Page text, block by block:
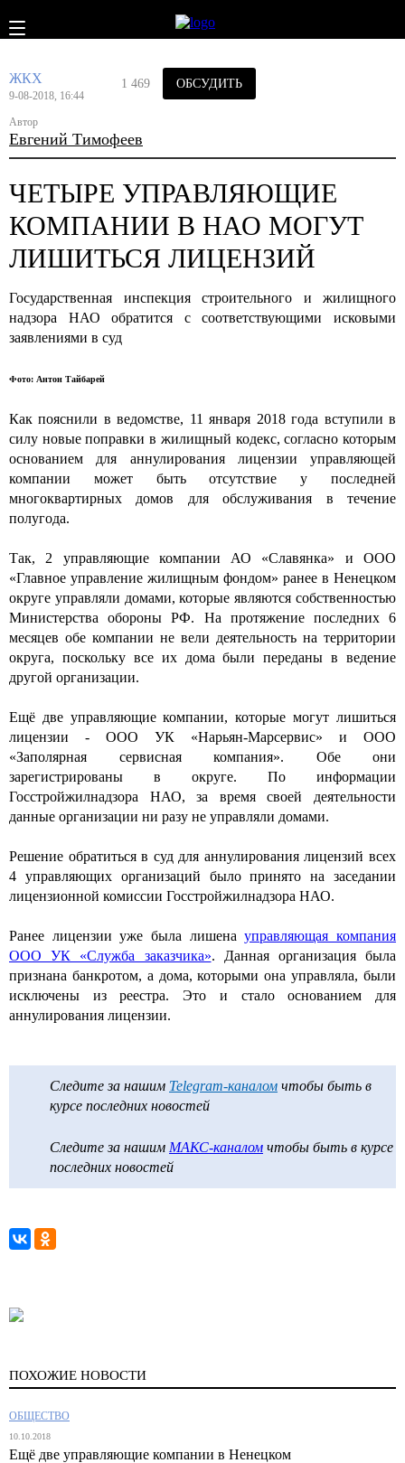
ЖКХ
9-08-2018, 16:44
Автор
Евгений Тимофеев
1 469 ОБСУДИТЬ
ЧЕТЫРЕ УПРАВЛЯЮЩИЕ
КОМПАНИИ В НАО МОГУТ
ЛИШИТЬСЯ ЛИЦЕНЗИЙ
Государственная инспекция строительного и жилищного
надзора НАО обратится с соответствующими исковыми
заявлениями в суд
Фото: Антон Тайбарей
Как пояснили в ведомстве, 11 января 2018 года вступили в
силу новые поправки в жилищный кодекс, согласно которым
основанием для аннулирования лицензии управляющей
компании может быть отсутствие у последней
многоквартирных домов для обслуживания в течение
полугода.
Так, 2 управляющие компании АО «Славянка» и ООО
«Главное управление жилищным фондом» ранее в Ненецком
округе управляли домами, которые являются собственностью
Министерства обороны РФ. На протяжение последних 6
месяцев обе компании не вели деятельность на территории
округа, поскольку все их дома были переданы в ведение
другой организации.
Ещё две управляющие компании, которые могут лишиться
лицензии - ООО УК «Нарьян-Марсервис» и ООО
«Заполярная сервисная компания». Обе они
зарегистрированы в округе. По информации
Госстройжилнадзора НАО, за время своей деятельности
данные организации ни разу не управляли домами.
Решение обратиться в суд для аннулирования лицензий всех
4 управляющих организаций было принято на заседании
лицензионной комиссии Госстройжилнадзора НАО.
Ранее лицензии уже была лишенауправляющая компания
ООО УК «Служба заказчика». Данная организация была
признана банкротом, а дома, которыми она управляла, были
исключены из реестра. Это и стало основанием для
аннулирования лицензии.
Следите за нашим Telegram-каналом чтобы быть в
курсе последних новостей
Следите за нашим МАКС-каналом чтобы быть в курсе
последних новостей
ПОХОЖИЕ НОВОСТИ
ОБЩЕСТВО
10.10.2018
Ещё две управляющие компании в Ненецком